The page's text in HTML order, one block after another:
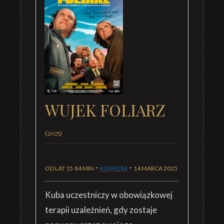
WUJEK FOLIARZ
(2025)
OD LAT 15 84 MIN - KOMEDIA - 14 MARCA 2025
Kuba uczestniczy w obowiązkowej
terapii uzależnień, gdy zostaje